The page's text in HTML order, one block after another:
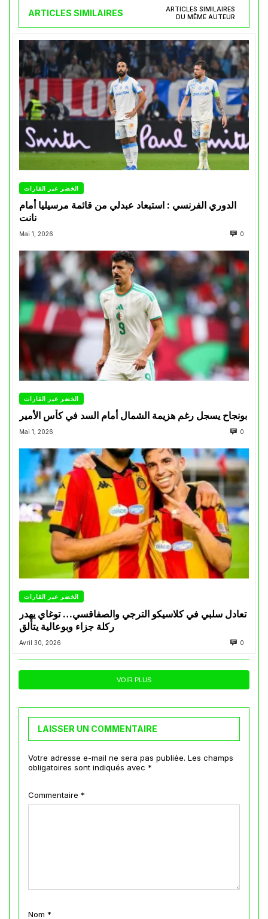
ARTICLES SIMILAIRES
ARTICLES SIMILAIRES
DU MÊME AUTEUR
الخضر عبر القارات
الدوري الفرنسي : استبعاد عبدلي من قائمة مرسيليا أمام
نانت
Mai 1, 2026 0
الخضر عبر القارات
بونجاح يسجل رغم هزيمة الشمال أمام السد في كأس الأمير
Mai 1, 2026 0
الخضر عبر القارات
تعادل سلبي في كلاسيكو الترجي والصفاقسي… توغاي يهدر
ركلة جزاء وبوعالية يتألق
Avril 30, 2026 0
VOIR PLUS
LAISSER UN COMMENTAIRE
Votre adresse e-mail ne sera pas publiée. Les champs
obligatoires sont indiqués avec *
Commentaire *
Nom *